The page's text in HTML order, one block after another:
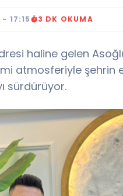
17:15 3 DK OKUMA
haline gelen
atmosferiyle şehrin
sürdürüyor.